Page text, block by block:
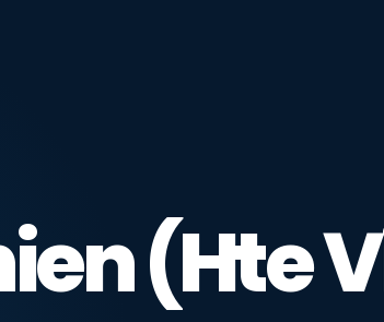
(Hte